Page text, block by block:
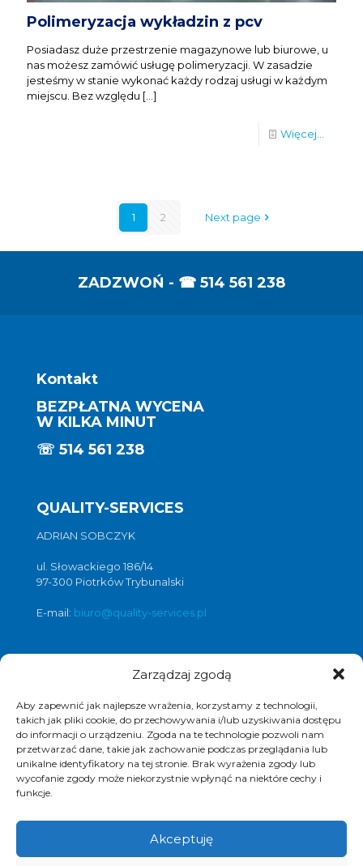
Zarządzaj zgodą
Aby zapewnić jak najlepsze wrażenia, korzystamy z technologii,
takich jak pliki cookie, do przechowywania i/lub uzyskiwania dostępu
do informacji o urządzeniu. Zgoda na te technologie pozwoli nam
przetwarzać dane, takie jak zachowanie podczas przeglądania lub
unikalne identyfikatory na tej stronie. Brak wyrażenia zgody lub
wycofanie zgody może niekorzystnie wpłynąć na niektóre cechy i
funkcje.
Akceptuję
Polimeryzacja wykładzin z pcv
Posiadasz duże przestrzenie magazynowe lub biurowe, u
nas możesz zamówić usługę polimeryzacji. W zasadzie
jesteśmy w stanie wykonać każdy rodzaj usługi w każdym
miejscu. Bez względu […]
Więcej...
1 2 Next page
ZADZWOŃ - ☎ 514 561 238
Kontakt
BEZPŁATNA WYCENA
W KILKA MINUT
☏ 514 561 238
QUALITY-SERVICES
ADRIAN SOBCZYK
ul. Słowackiego 186/14
97-300 Piotrków Trybunalski
E-mail: biuro@quality-services.pl
Oferta usług czyszczenia posadzek i
czyszczenie posadzek Warszawa,
czyszczenie posadzek Łódź,
czyszczenie posadzek Poznań,
czyszczenie posadzek Katowice,